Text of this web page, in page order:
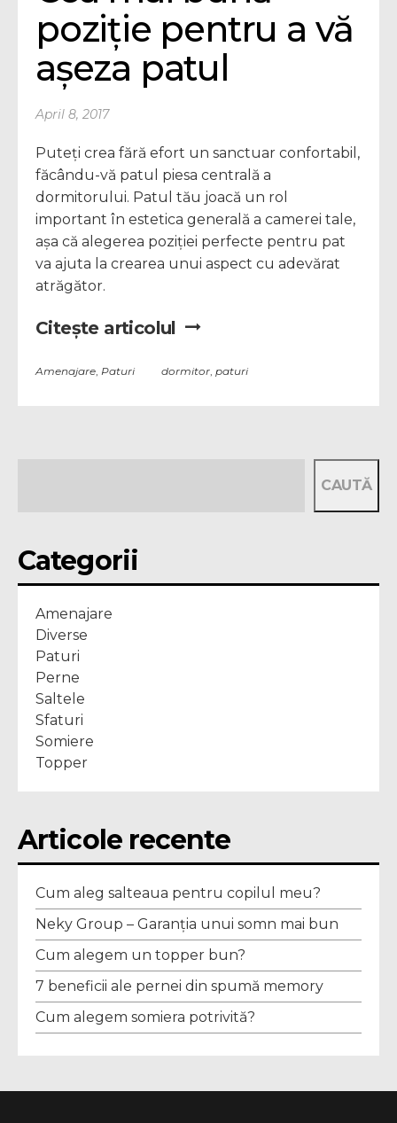
poziție pentru a vă
așeza patul
April 8, 2017
Puteți crea fără efort un sanctuar confortabil,
făcându-vă patul piesa centrală a
dormitorului. Patul tău joacă un rol
important în estetica generală a camerei tale,
așa că alegerea poziției perfecte pentru pat
va ajuta la crearea unui aspect cu adevărat
atrăgător.
Citește articolul
Amenajare Paturi dormitor paturi
CAUTĂ
Categorii
Amenajare
Diverse
Paturi
Perne
Saltele
Sfaturi
Somiere
Topper
Articole recente
Cum aleg salteaua pentru copilul meu?
Neky Group – Garanția unui somn mai bun
Cum alegem un topper bun?
7 beneficii ale pernei din spumă memory
Cum alegem somiera potrivită?